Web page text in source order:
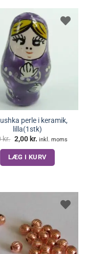
perle i keramik,
lilla(1stk)
kr. Den
oprindelige
pris
var:
6,00 kr..
2,00kr. Den
pris
er:
2,00 kr..
inkl. moms
LÆG I KURV